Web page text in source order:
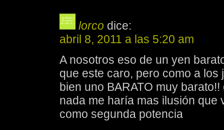
lorco dice:
abril 8, 2011 a las 5:20 am
A nosotros eso de un yen
que este caro, pero como a los
bien uno BARATO muy
nada me haría mas ilusión que
como segunda potencia